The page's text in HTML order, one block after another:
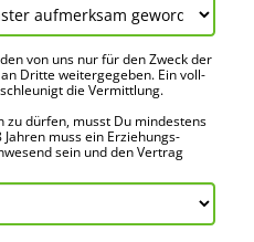
von uns nur für den Zweck der
Dritte weiter­gegeben. Ein voll­
die Vermitt­lung.
dürfen, musst Du mindes­tens
Jahren muss ein Erziehungs­
sein und den Vertrag